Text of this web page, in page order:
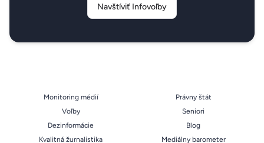
Navštíviť Infovoľby
Monitoring médií
Voľby
Dezinformácie
Kvalitná žurnalistika
Právny štát
Seniori
Blog
Mediálny barometer